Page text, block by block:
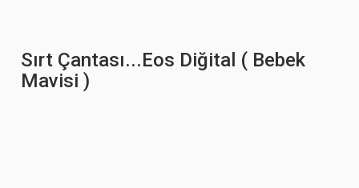
Sırt Çantası...Eos Diğital ( Bebek
Mavisi )